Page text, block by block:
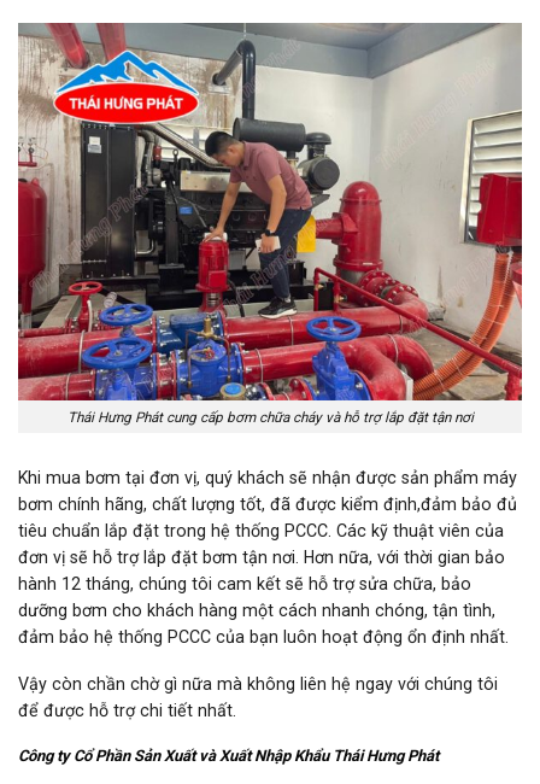
Thái Hưng Phát cung cấp bơm chữa cháy và hỗ trợ lắp đặt tận nơi
Khi mua bơm tại đơn vị, quý khách sẽ nhận được sản phẩm máy
bơm chính hãng, chất lượng tốt, đã được kiểm định,đảm bảo đủ
tiêu chuẩn lắp đặt trong hệ thống PCCC. Các kỹ thuật viên của
đơn vị sẽ hỗ trợ lắp đặt bơm tận nơi. Hơn nữa, với thời gian bảo
hành 12 tháng, chúng tôi cam kết sẽ hỗ trợ sửa chữa, bảo
dưỡng bơm cho khách hàng một cách nhanh chóng, tận tình,
đảm bảo hệ thống PCCC của bạn luôn hoạt động ổn định nhất.
Vậy còn chần chờ gì nữa mà không liên hệ ngay với chúng tôi
để được hỗ trợ chi tiết nhất.
Công ty Cổ Phần Sản Xuất và Xuất Nhập Khẩu Thái Hưng Phát